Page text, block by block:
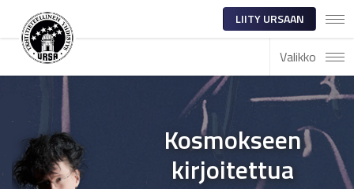
LIITY URSAAN
Valikko
Kosmokseen
kirjoitettua